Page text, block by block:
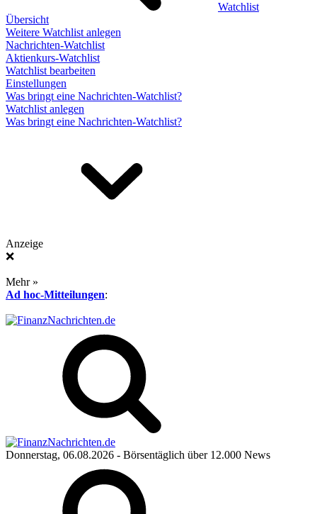
Watchlist
Übersicht
Weitere Watchlist anlegen
Nachrichten-Watchlist
Aktienkurs-Watchlist
Watchlist bearbeiten
Einstellungen
Was bringt eine Nachrichten-Watchlist?
Watchlist anlegen
Was bringt eine Nachrichten-Watchlist?
Anzeige
❌
Mehr »
Ad hoc-Mitteilungen:
Donnerstag, 06.08.2026 - Börsentäglich über 12.000 News